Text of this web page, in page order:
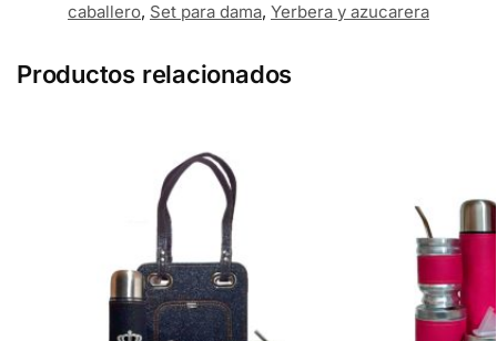
caballero, Set para dama, Yerbera y azucarera
Productos relacionados